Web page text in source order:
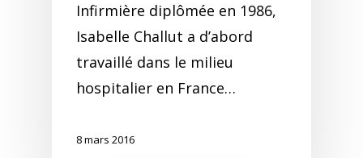
Infirmière diplômée en 1986,
Isabelle Challut a d’abord
travaillé dans le milieu
hospitalier en France…
8 mars 2016